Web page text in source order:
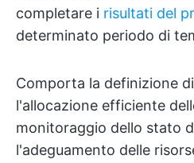
completare i risultati del
determinato periodo di
Comporta la definizione
l'allocazione efficiente
monitoraggio dello stato
l'adeguamento delle